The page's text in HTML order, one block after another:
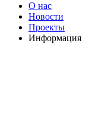
О нас
Новости
Проекты
Информация